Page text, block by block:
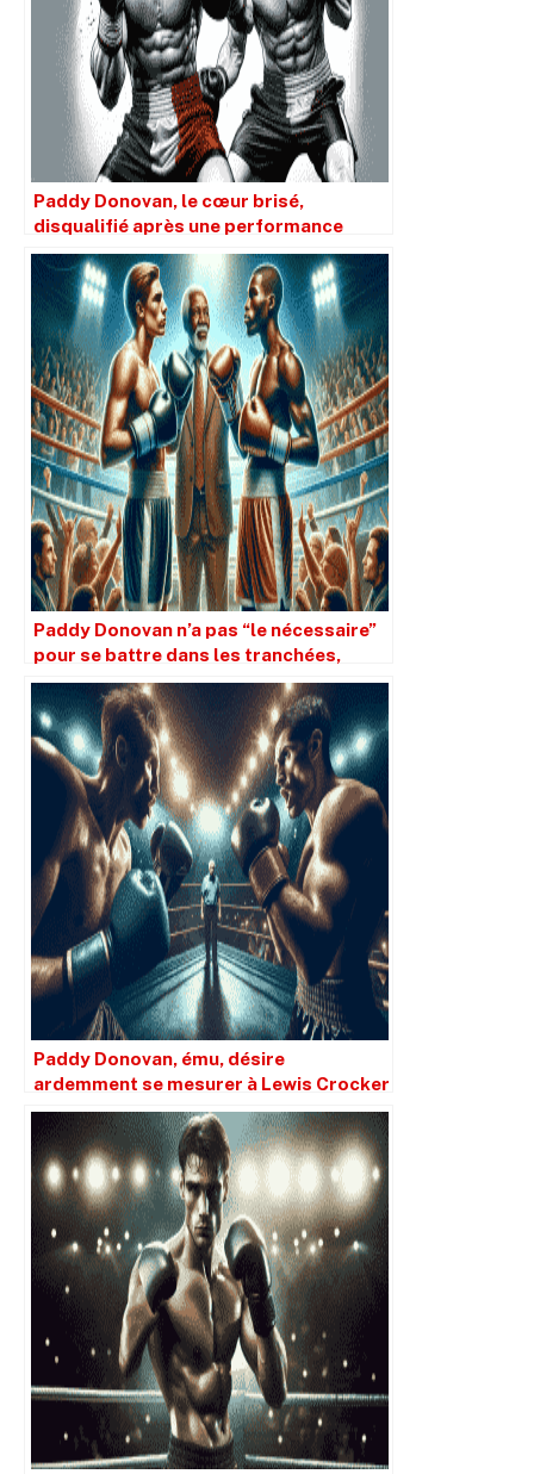
Paddy Donovan, le cœur brisé,
disqualifié après une performance
éblouissante contre Lewis Crocker
Paddy Donovan n’a pas “le nécessaire”
pour se battre dans les tranchées,
selon l’entraîneur de Lewis Crocker.
Paddy Donovan, ému, désire
ardemment se mesurer à Lewis Crocker
de nouveau.